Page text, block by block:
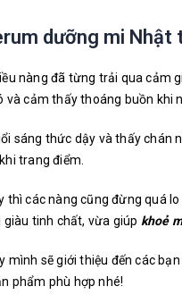
dưỡng mi
nàng đã từng trải qua cảm
và cảm thấy thoáng buồn khi
sáng thức dậy và thấy chán
trang điểm.
thì các nàng cũng đừng quá
tinh chất, vừa giúp khoẻ
mình sẽ giới thiệu đến các bạn
phẩm phù hợp nhé!